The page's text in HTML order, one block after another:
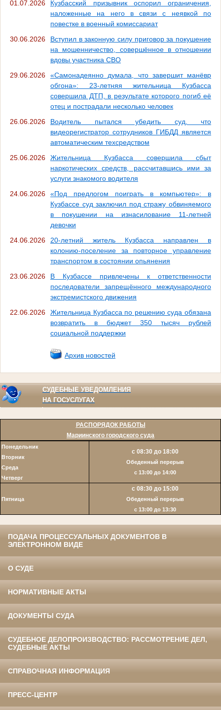
01.07.2026
Кузбасский призывник оспорил ограничения,
наложенные на него в связи с неявкой по
повестке в военный комиссариат
30.06.2026
Вступил в законную силу приговор за покушение
на мошенничество, совершённое в отношении
вдовы участника СВО
29.06.2026
«Самонадеянно думала, что завершит манёвр
обгона»: 23-летняя жительница Кузбасса
совершила ДТП, в результате которого погиб её
отец и пострадали несколько человек
26.06.2026
Водитель пытался убедить суд, что
видеорегистратор сотрудников ГИБДД является
автоматическим техсредством
25.06.2026
Жительница Кузбасса совершила сбыт
наркотических средств, рассчитавшись ими за
услуги знакомого водителя
24.06.2026
«Под предлогом поиграть в компьютер»: в
Кузбассе суд заключил под стражу обвиняемого
в покушении на изнасилование 11-летней
девочки
24.06.2026
20-летний житель Кузбасса направлен в
колонию-поселение за повторное управление
транспортом в состоянии опьянения
23.06.2026
В Кузбассе привлечены к ответственности
последователи запрещённого международного
экстремистского движения
22.06.2026
Жительница Кузбасса по решению суда обязана
возвратить в бюджет 350 тысяч рублей
социальной поддержки
Архив новостей
СУДЕБНЫЕ УВЕДОМЛЕНИЯ
НА ГОСУСЛУГАХ
РАСПОРЯДОК РАБОТЫ
Мариинского городского суда
Понедельник
Вторник
Среда
Четверг
с 08:30 до 18:00
Обеденный перерыв
с 13:00 до 14:00
Пятница
с 08:30 до 15:00
Обеденный перерыв
c 13:00 до 13:30
ПОДАЧА ПРОЦЕССУАЛЬНЫХ ДОКУМЕНТОВ В
ЭЛЕКТРОННОМ ВИДЕ
О СУДЕ
НОРМАТИВНЫЕ АКТЫ
ДОКУМЕНТЫ СУДА
СУДЕБНОЕ ДЕЛОПРОИЗВОДСТВО: РАССМОТРЕНИЕ ДЕЛ,
СУДЕБНЫЕ АКТЫ
СПРАВОЧНАЯ ИНФОРМАЦИЯ
ПРЕСС-ЦЕНТР